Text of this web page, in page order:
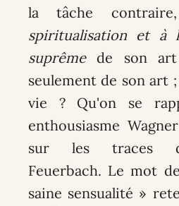
la tâche
spiritualisation et à
suprêmede son art
seulement de son art
vie ? Qu'on se
enthousiasme
sur les traces
Feuerbach. Le mot
saine sensualité »